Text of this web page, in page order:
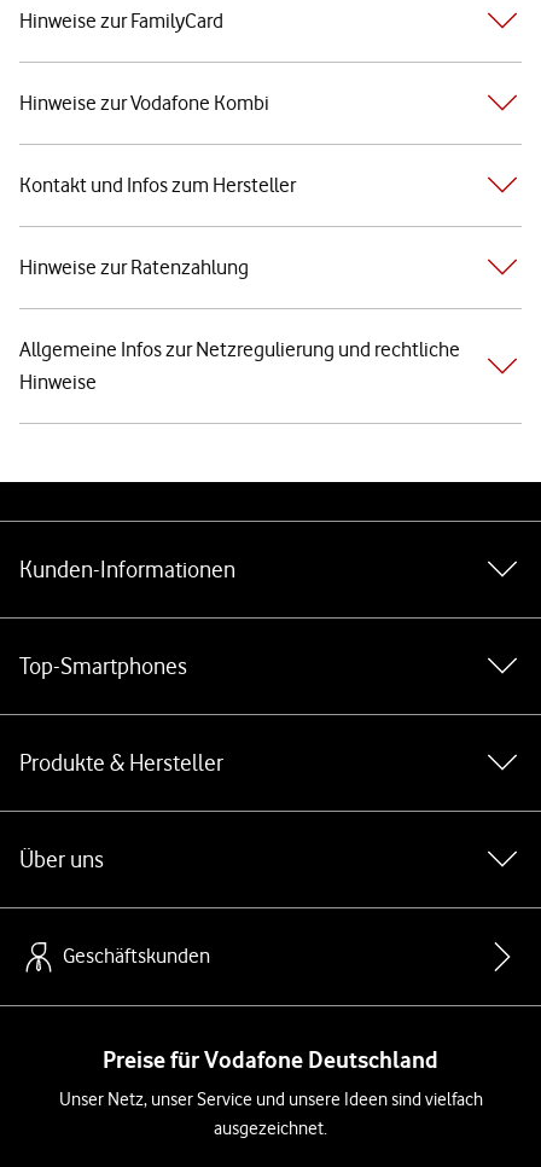
Hinweise zur FamilyCard
Hinweise zur Vodafone Kombi
Kontakt und Infos zum Hersteller
Hinweise zur Ratenzahlung
Allgemeine Infos zur Netzregulierung und rechtliche
Hinweise
Kunden-Informationen
Top-Smartphones
Produkte & Hersteller
Über uns
Geschäftskunden
Preise für Vodafone Deutschland
Unser Netz, unser Service und unsere Ideen sind vielfach
ausgezeichnet.